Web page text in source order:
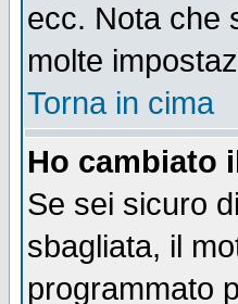
ecc. Nota che
molte
Torna in cima
Ho cambiato
Se sei sicuro
sbagliata, il
programmato